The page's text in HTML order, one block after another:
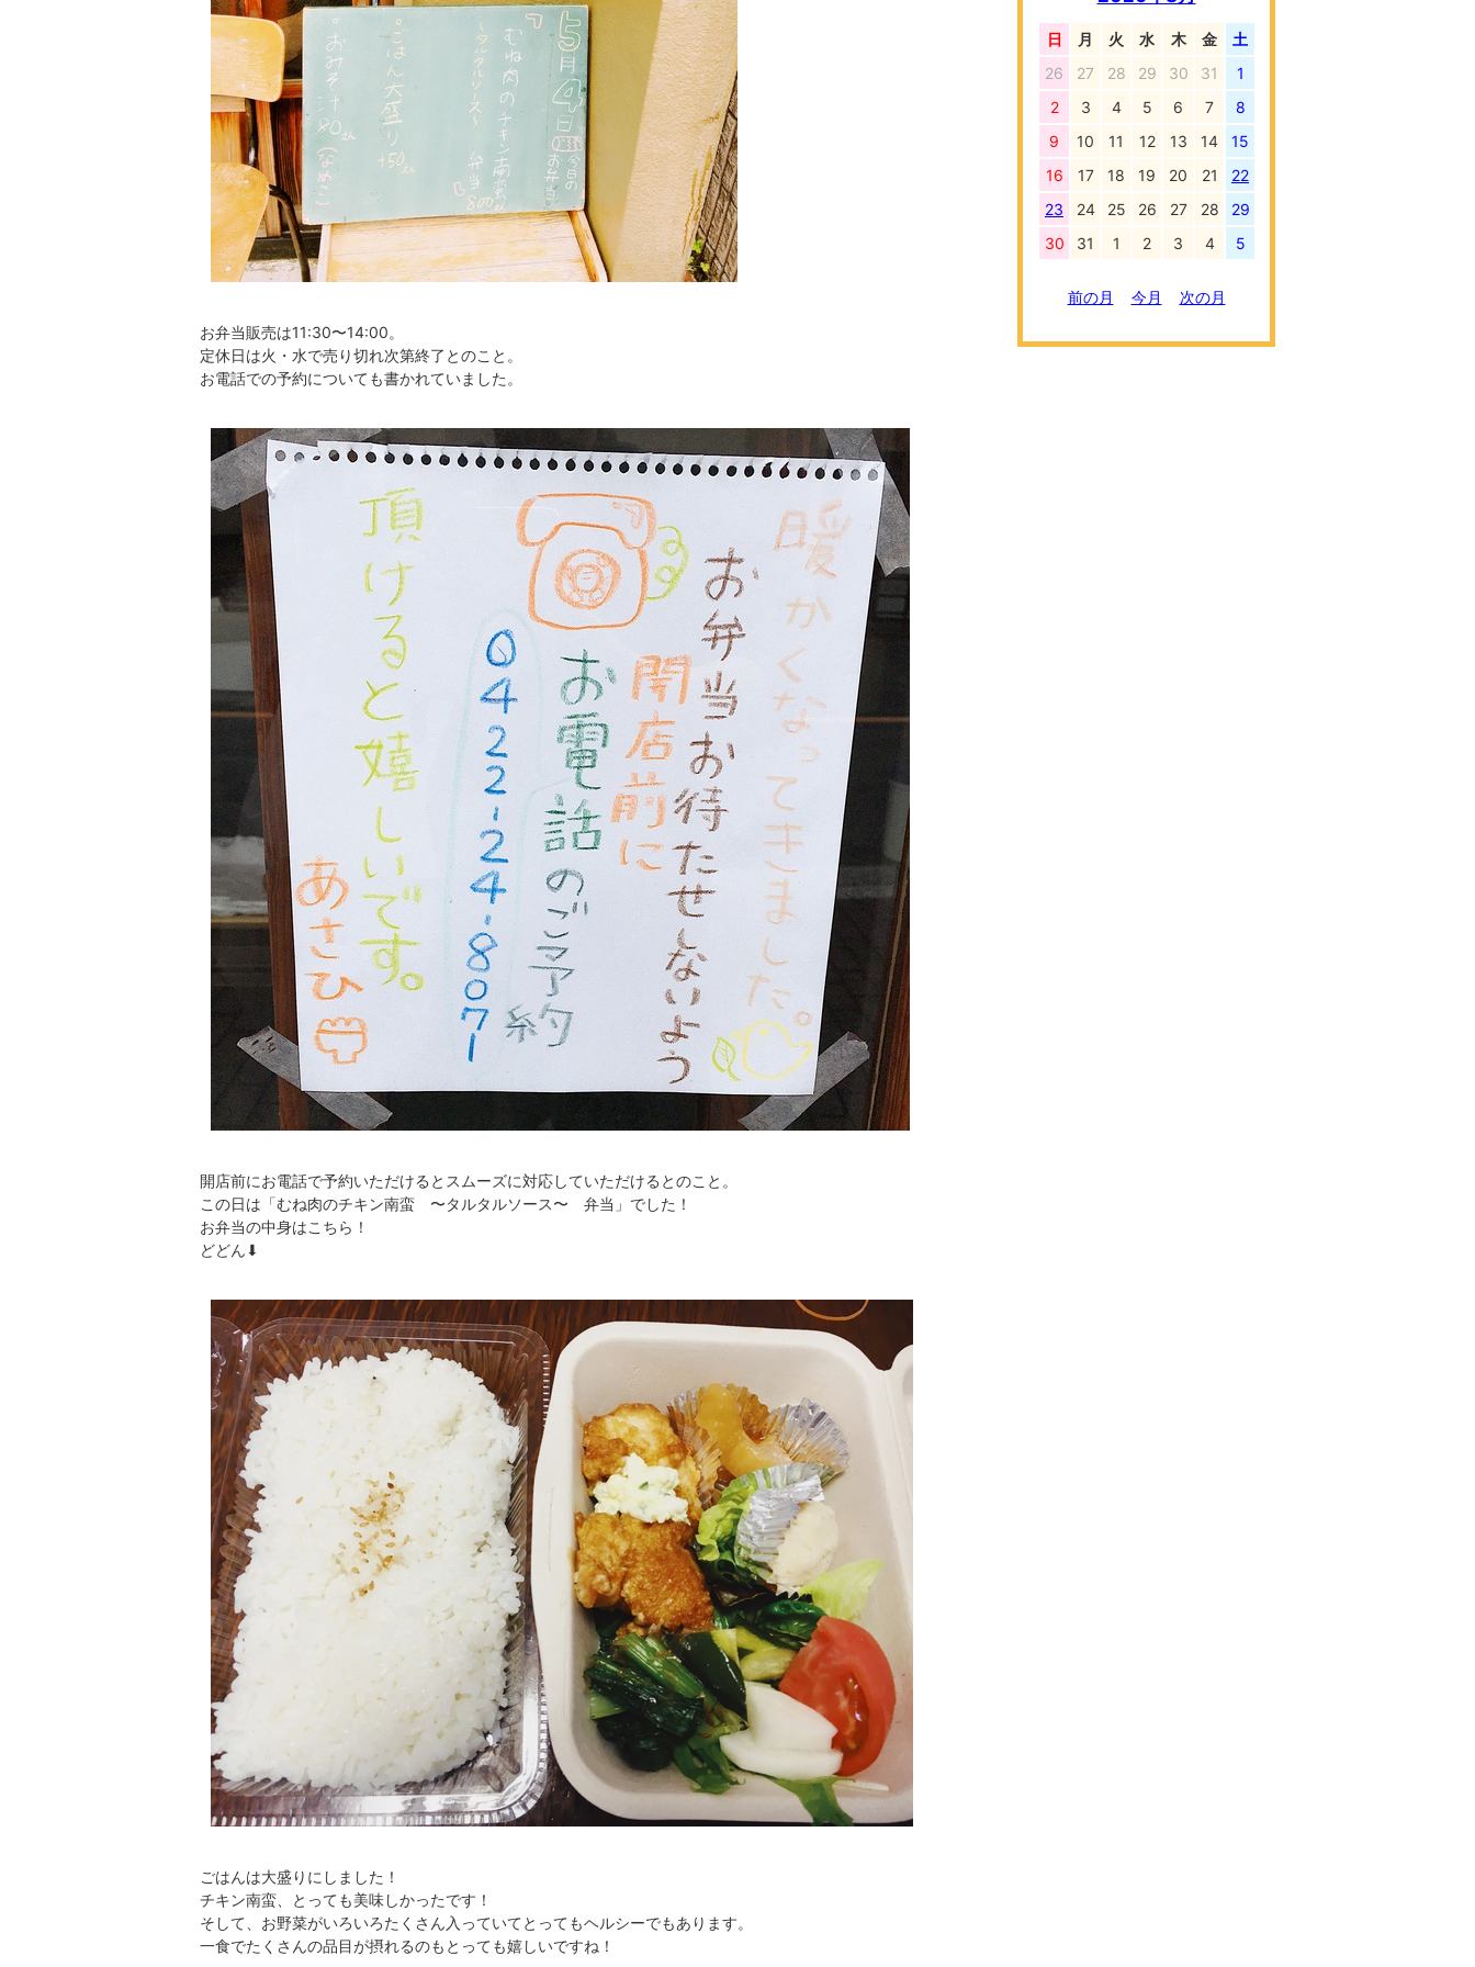
お弁当販売は11:30〜14:00。
定休日は火・水で売り切れ次第終了とのこと。
お電話での予約についても書かれていました。
開店前にお電話で予約いただけるとスムーズに対応していただけるとのこと。
この日は「むね肉のチキン南蛮 〜タルタルソース〜 弁当」でした！
お弁当の中身はこちら！
どどん⬇︎
ごはんは大盛りにしました！
チキン南蛮、とっても美味しかったです！
そして、お野菜がいろいろたくさん入っていてとってもヘルシーでもあります。
一食でたくさんの品目が摂れるのもとっても嬉しいですね！
日 月 火 水 木 金
土
26
27 28 29 30 31
1
2
3 4 5 6 7
8
9
10 11 12 13 14
15
16
17 18 19 20 21
22
23
24 25 26 27 28
29
30
31 1 2 3 4 5
前の月 今月 次の月